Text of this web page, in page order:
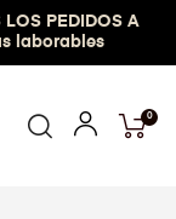
LOS PEDIDOS A
laborables
0